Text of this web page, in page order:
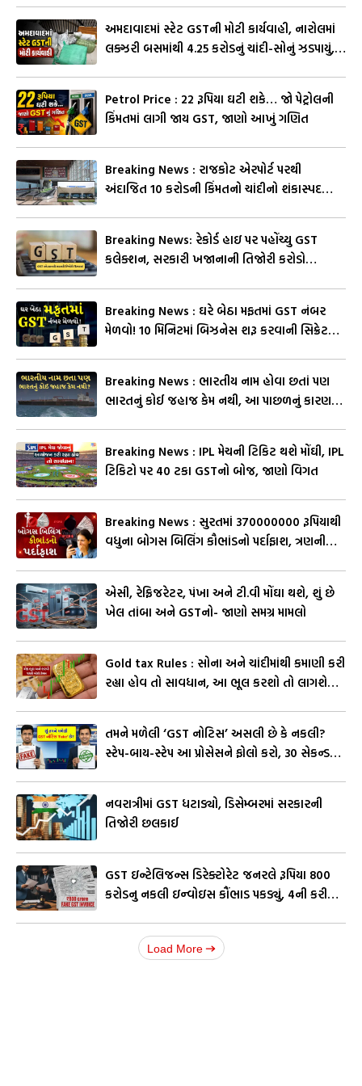
અમદાવાદમાં સ્ટેટ GSTની મોટી કાર્યવાહી, નારોલમાં
લક્ઝરી બસમાંથી 4.25 કરોડનું ચાંદી-સોનું ઝડપાયું,
Petrol Price : 22 રૂપિયા ઘટી શકે… જો પેટ્રોલની
કિંમતમાં લાગી જાય GST, જાણો આખું ગણિત
Breaking News : રાજકોટ એરપોર્ટ પરથી
અંદાજિત 10 કરોડની કિંમતનો ચાંદીનો શંકાસ્પદ
Breaking News: રેકોર્ડ હાઇ પર પહોંચ્યુ GST
કલેક્શન, સરકારી ખજાનાની તિજોરી કરોડો
Breaking News : ઘરે બેઠા મફતમાં GST નંબર
મેળવો! 10 મિનિટમાં બિઝનેસ શરૂ કરવાની સિક્રેટ
Breaking News : ભારતીય નામ હોવા છતાં પણ
ભારતનું કોઈ જહાજ કેમ નથી, આ પાછળનું કારણ
Breaking News : IPL મેચની ટિકિટ થશે મોંઘી, IPL
ટિકિટો પર 40 ટકા GSTનો બોજ, જાણો વિગત
Breaking News : સુરતમાં 370000000 રૂપિયાથી
વધુના બોગસ બિલિંગ કૌભાંડનો પર્દાફાશ, ત્રણની
એસી, રેફ્રિજરેટર, પંખા અને ટી.વી મોંઘા થશે, શું છે
ખેલ તાંબા અને GSTનો- જાણો સમગ્ર મામલો
Gold tax Rules : સોના અને ચાંદીમાંથી કમાણી કરી
રહ્યા હોવ તો સાવધાન, આ ભૂલ કરશો તો લાગશે
તમને મળેલી ‘GST નોટિસ’ અસલી છે કે નકલી?
સ્ટેપ-બાય-સ્ટેપ આ પ્રોસેસને ફોલો કરો, 30 સેકન્ડમાં
નવરાત્રીમાં GST ધટાડ્યો, ડિસેમ્બરમાં સરકારની
તિજોરી છલકાઈ
GST ઇન્ટેલિજન્સ ડિરેક્ટોરેટ જનરલે રૂપિયા 800
કરોડનુ નકલી ઇન્વોઇસ કૌંભાડ પકડ્યું, 4ની કરી
Load More